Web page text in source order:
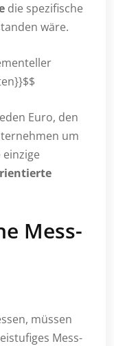
die spezifische
wäre.
Euro, den
um
Mess-
müssen
Mess-